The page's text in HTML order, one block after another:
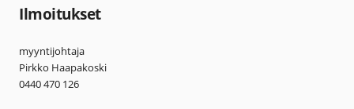
Ilmoitukset
myyntijohtaja
Pirkko Haapakoski
0440 470 126